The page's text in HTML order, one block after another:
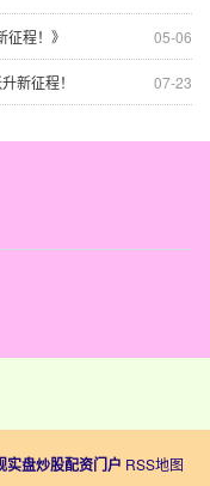
05-06
程！》
07-23
新征程！
盘炒股配资门户 RSS地图